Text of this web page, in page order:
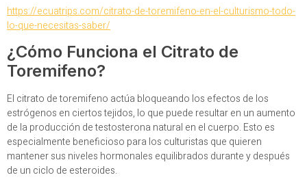
https://ecuatrips.com/citrato-de-toremifeno-en-el-culturismo-todo-
lo-que-necesitas-saber/
¿Cómo Funciona el Citrato de
Toremifeno?
El citrato de toremifeno actúa bloqueando los efectos de los
estrógenos en ciertos tejidos, lo que puede resultar en un aumento
de la producción de testosterona natural en el cuerpo. Esto es
especialmente beneficioso para los culturistas que quieren
mantener sus niveles hormonales equilibrados durante y después
de un ciclo de esteroides.